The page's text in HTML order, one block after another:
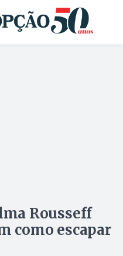
Rousseff
como escapar